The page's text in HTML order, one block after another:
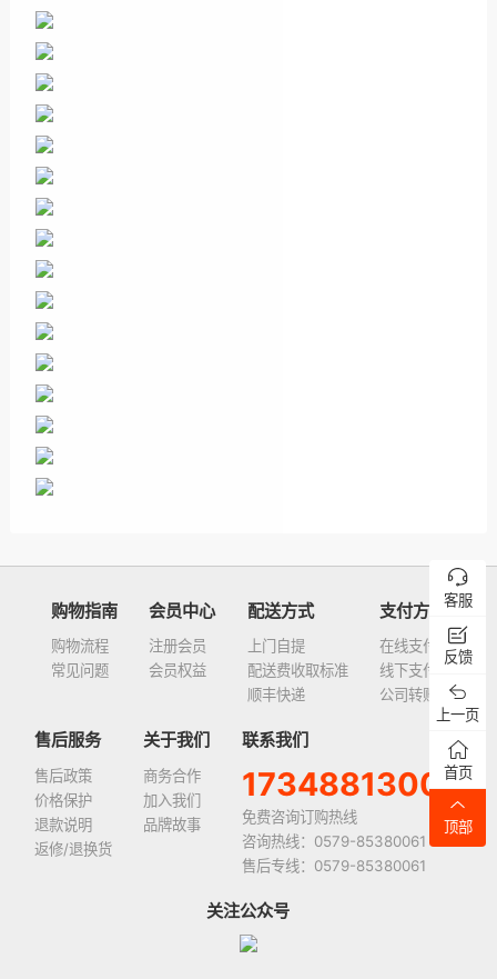
购物指南
购物流程
常见问题
会员中心
注册会员
会员权益
配送方式
上门自提
配送费收取标准
顺丰快递
支付方式
在线支付
线下支付
公司转账
售后服务
售后政策
价格保护
退款说明
返修/退换货
关于我们
商务合作
加入我们
品牌故事
联系我们
17348813008
免费咨询订购热线
咨询热线：0579-85380061
售后专线：0579-85380061
关注公众号
客服
反馈
上一页
首页
顶部